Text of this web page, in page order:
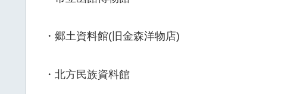
・郷土資料館(旧金森洋物店)
・北方民族資料館